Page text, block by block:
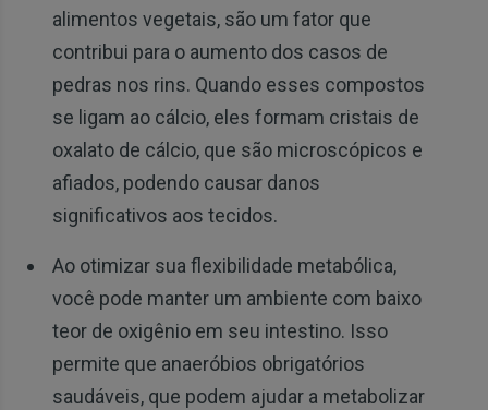
alimentos vegetais, são um fator que
contribui para o aumento dos casos de
pedras nos rins. Quando esses compostos
se ligam ao cálcio, eles formam cristais de
oxalato de cálcio, que são microscópicos e
afiados, podendo causar danos
significativos aos tecidos.
Ao otimizar sua flexibilidade metabólica,
você pode manter um ambiente com baixo
teor de oxigênio em seu intestino. Isso
permite que anaeróbios obrigatórios
saudáveis, que podem ajudar a metabolizar